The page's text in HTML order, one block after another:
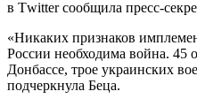
в Тwitter сообщила пресс-
«Никаких признаков
России необходима война. 45
Донбассе, трое украинских
подчеркнула Беца.